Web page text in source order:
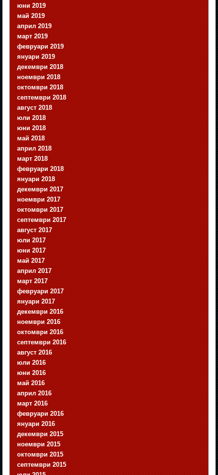
юни 2019
май 2019
април 2019
март 2019
февруари 2019
януари 2019
декември 2018
ноември 2018
октомври 2018
септември 2018
август 2018
юли 2018
юни 2018
май 2018
април 2018
март 2018
февруари 2018
януари 2018
декември 2017
ноември 2017
октомври 2017
септември 2017
август 2017
юли 2017
юни 2017
май 2017
април 2017
март 2017
февруари 2017
януари 2017
декември 2016
ноември 2016
октомври 2016
септември 2016
август 2016
юли 2016
юни 2016
май 2016
април 2016
март 2016
февруари 2016
януари 2016
декември 2015
ноември 2015
октомври 2015
септември 2015